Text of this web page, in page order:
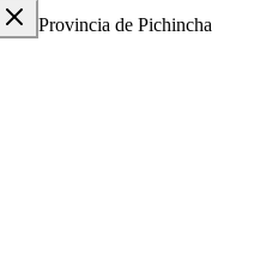
Provincia de Pichincha